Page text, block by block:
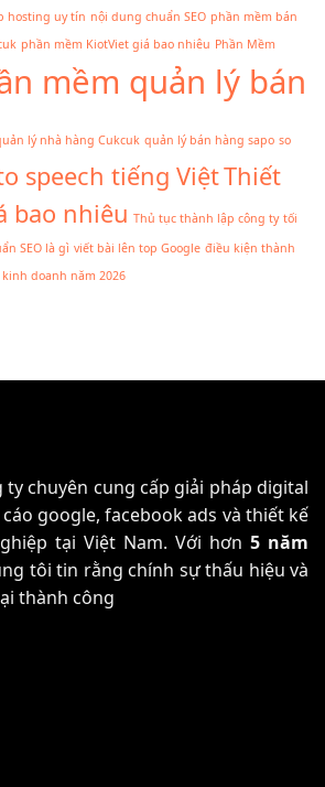
hosting uy tín nội dung chuẩn SEO phần mềm bán
phần mềm KiotViet giá bao nhiêu Phần Mềm
mềm quản lý bán
lý nhà hàng Cukcuk quản lý bán hàng sapo so
speech tiếng ViệtThiết
bao nhiêu Thủ tục thành lập công ty tối
SEO là gì viết bài lên top Google điều kiện thành
doanh năm 2026
ty chuyên cung cấp giải pháp digital
google, facebook ads và thiết kế
tại Việt Nam. Với hơn 5 năm
tôi tin rằng chính sự thấu hiệu và
thành công